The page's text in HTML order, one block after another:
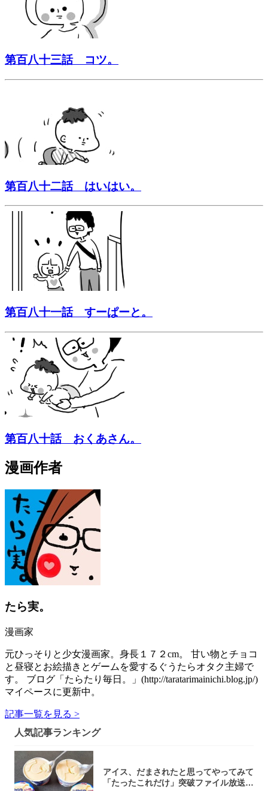
第百八十三話 コツ。
第百八十二話 はいはい。
第百八十一話 すーぱーと。
第百八十話 おくあさん。
漫画作者
たら実。
漫画家
元ひっそりと少女漫画家。身長１７２cm。 甘い物とチョコ
と昼寝とお絵描きとゲームを愛するぐうたらオタク主婦で
す。 ブログ「たらたり毎日。」(http://taratarimainichi.blog.jp/)
マイペースに更新中。
記事一覧を見る >
人気記事ランキング
アイス、だまされたと思ってやってみて
「たったこれだけ」突破ファイル放送で